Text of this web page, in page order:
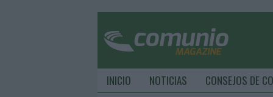
INICIO NOTICIAS CONSEJOS DE